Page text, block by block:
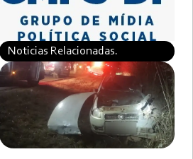
Noticias Relacionadas.